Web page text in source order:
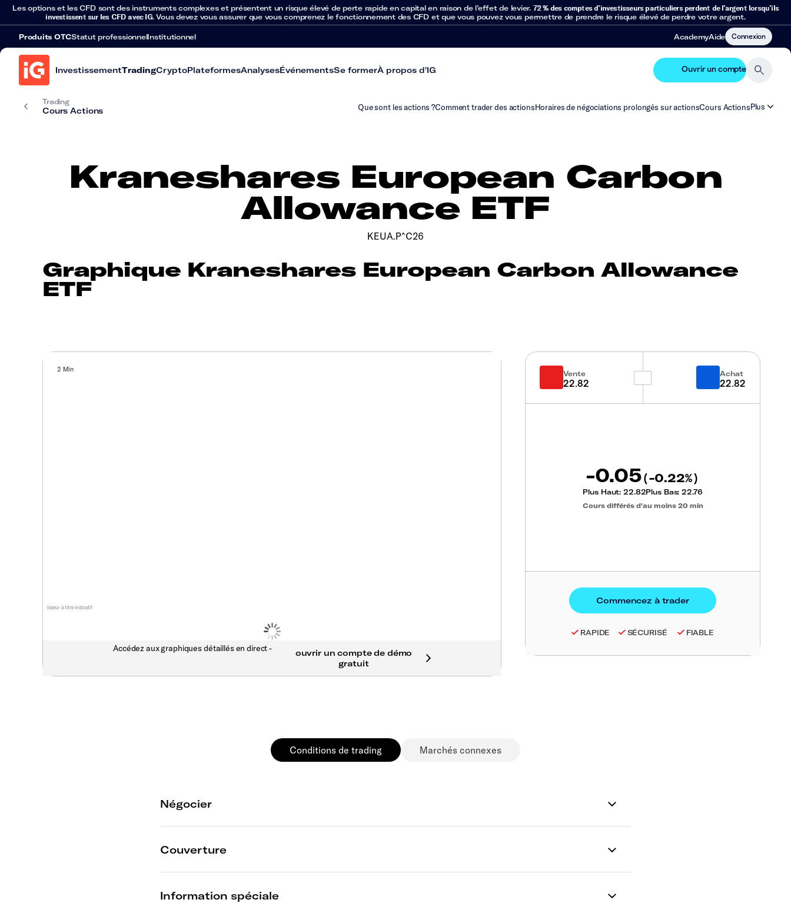
Les options et les CFD sont des instruments complexes et présentent un risque élevé de perte rapide en capital en raison de l’effet de levier. 72 % des comptes d’investisseurs particuliers perdent de l’argent lorsqu’ils
investissent sur les CFD avec IG. Vous devez vous assurer que vous comprenez le fonctionnement des CFD et que vous pouvez vous permettre de prendre le risque élevé de perdre votre argent.
Produits OTCStatut professionnelInstitutionnel AcademyAide Connexion
InvestissementTradingCryptoPlateformesAnalysesÉvénementsSe formerÀ propos d'IG Ouvrir un compte
Trading
Cours Actions Que sont les actions ?Comment trader des actionsHoraires de négociations prolongés sur actionsCours ActionsPlus
Kraneshares European Carbon
Allowance ETF
KEUA.P^C26
Graphique Kraneshares European Carbon Allowance
ETF
Valeur à titre indicatif
2 Min
Accédez aux graphiques détaillés en direct -
Vente
22.82
Achat
22.82
-0.05(-0.22%)
Plus Haut: 22.82Plus Bas: 22.76
Cours différés d'au moins 20 min
RAPIDE SÉCURISÉ FIABLE
Conditions de trading Marchés connexes